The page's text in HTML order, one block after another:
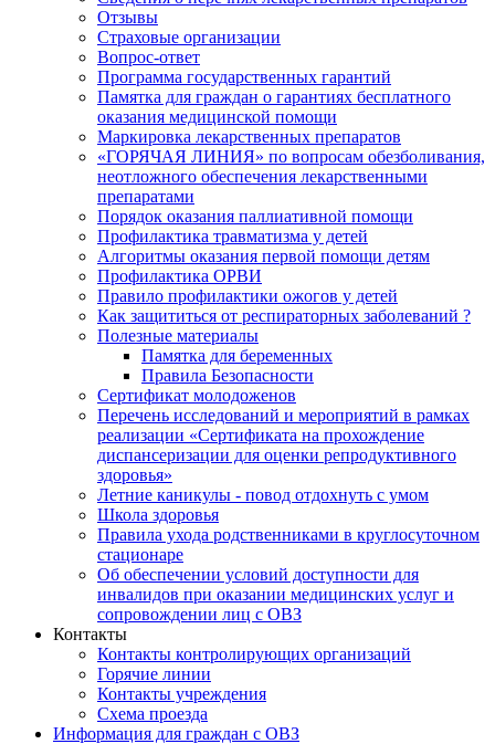
Отзывы
Страховые организации
Вопрос-ответ
Программа государственных гарантий
Памятка для граждан о гарантиях бесплатного
оказания медицинской помощи
Маркировка лекарственных препаратов
«ГОРЯЧАЯ ЛИНИЯ» по вопросам обезболивания,
неотложного обеспечения лекарственными
препаратами
Порядок оказания паллиативной помощи
Профилактика травматизма у детей
Алгоритмы оказания первой помощи детям
Профилактика ОРВИ
Правило профилактики ожогов у детей
Как защититься от респираторных заболеваний ?
Полезные материалы
Памятка для беременных
Правила Безопасности
Сертификат молодоженов
Перечень исследований и мероприятий в рамках
реализации «Сертификата на прохождение
диспансеризации для оценки репродуктивного
здоровья»
Летние каникулы - повод отдохнуть с умом
Школа здоровья
Правила ухода родственниками в круглосуточном
стационаре
Об обеспечении условий доступности для
инвалидов при оказании медицинских услуг и
сопровождении лиц с ОВЗ
Контакты
Контакты контролирующих организаций
Горячие линии
Контакты учреждения
Схема проезда
Информация для граждан с ОВЗ